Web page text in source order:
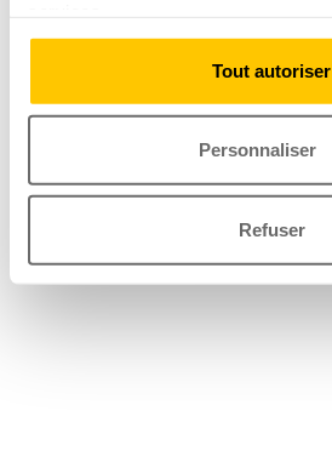
Tout autoriser
Personnaliser
Refuser